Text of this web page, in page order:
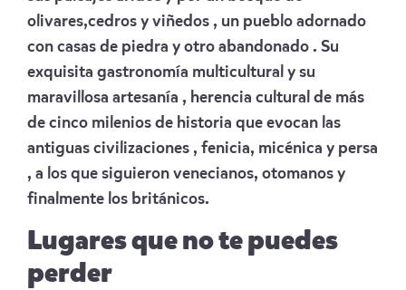
olivares,cedros y viñedos , un pueblo adornado
con casas de piedra y otro abandonado . Su
exquisita gastronomía multicultural y su
maravillosa artesanía , herencia cultural de más
de cinco milenios de historia que evocan las
antiguas civilizaciones , fenicia, micénica y persa
, a los que siguieron venecianos, otomanos y
finalmente los británicos.
Lugares que no te puedes
perder